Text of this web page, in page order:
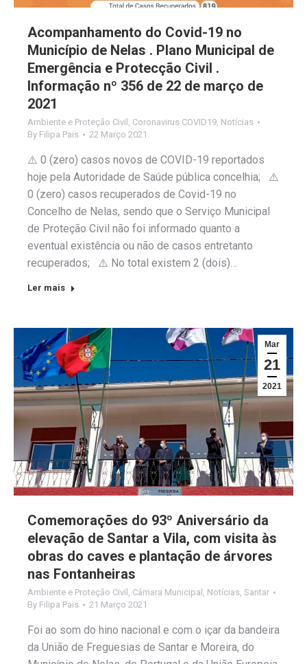
Acompanhamento do Covid-19 no
Município de Nelas . Plano Municipal de
Emergência e Protecção Civil .
Informação nº 356 de 22 de março de
2021
Ambiente e Proteção Civil , Coronavirus COVID19, Notícias
By Filipa Pais 22 Março 2021
⚠️ 0 (zero) casos novos de COVID-19 reportados
hoje pela Autoridade de Saúde pública concelhia; ⚠️
0 (zero) casos recuperados de Covid-19 no
Concelho de Nelas, sendo que o Serviço Municipal
de Proteção Civil não foi informado quanto a
eventual existência ou não de casos entretanto
recuperados; ⚠️ No total existem 2 (dois)…
Ler mais
Mar
21
2021
Comemorações do 93º Aniversário da
elevação de Santar a Vila, com visita às
obras do caves e plantação de árvores
nas Fontanheiras
Ambiente e Proteção Civil , Câmara Municipal , Notícias, Santar
By Filipa Pais 21 Março 2021
Foi ao som do hino nacional e com o içar da bandeira
da União de Freguesias de Santar e Moreira, do